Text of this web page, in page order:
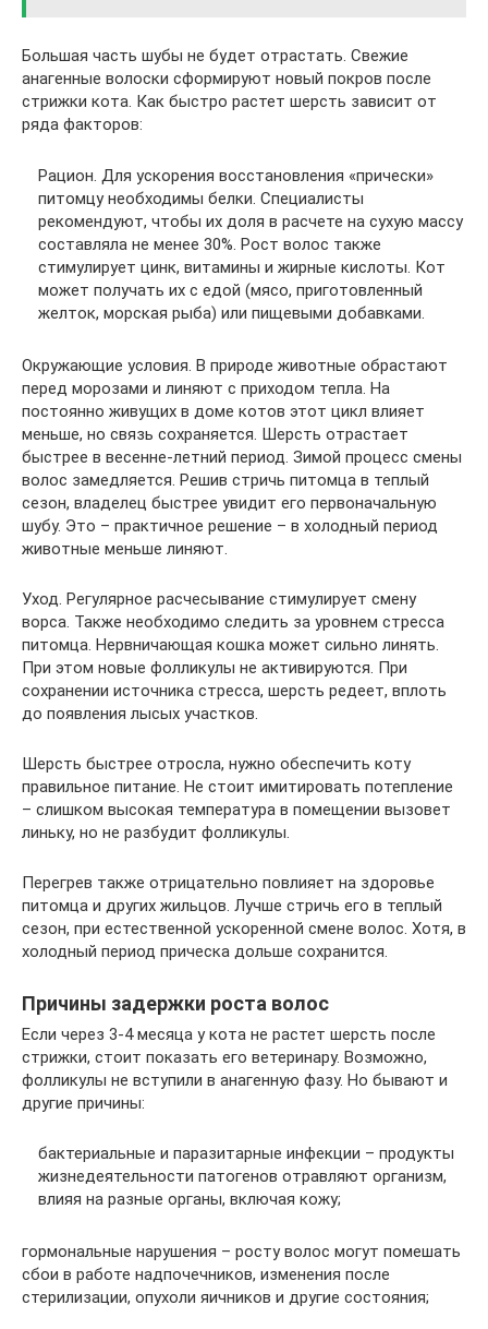
Большая часть шубы не будет отрастать. Свежие
анагенные волоски сформируют новый покров после
стрижки кота. Как быстро растет шерсть зависит от
ряда факторов:
Рацион. Для ускорения восстановления «прически»
питомцу необходимы белки. Специалисты
рекомендуют, чтобы их доля в расчете на сухую массу
составляла не менее 30%. Рост волос также
стимулирует цинк, витамины и жирные кислоты. Кот
может получать их с едой (мясо, приготовленный
желток, морская рыба) или пищевыми добавками.
Окружающие условия. В природе животные обрастают
перед морозами и линяют с приходом тепла. На
постоянно живущих в доме котов этот цикл влияет
меньше, но связь сохраняется. Шерсть отрастает
быстрее в весенне-летний период. Зимой процесс смены
волос замедляется. Решив стричь питомца в теплый
сезон, владелец быстрее увидит его первоначальную
шубу. Это – практичное решение – в холодный период
животные меньше линяют.
Уход. Регулярное расчесывание стимулирует смену
ворса. Также необходимо следить за уровнем стресса
питомца. Нервничающая кошка может сильно линять.
При этом новые фолликулы не активируются. При
сохранении источника стресса, шерсть редеет, вплоть
до появления лысых участков.
Шерсть быстрее отросла, нужно обеспечить коту
правильное питание. Не стоит имитировать потепление
– слишком высокая температура в помещении вызовет
линьку, но не разбудит фолликулы.
Перегрев также отрицательно повлияет на здоровье
питомца и других жильцов. Лучше стричь его в теплый
сезон, при естественной ускоренной смене волос. Хотя, в
холодный период прическа дольше сохранится.
Причины задержки роста волос
Если через 3-4 месяца у кота не растет шерсть после
стрижки, стоит показать его ветеринару. Возможно,
фолликулы не вступили в анагенную фазу. Но бывают и
другие причины:
бактериальные и паразитарные инфекции – продукты
жизнедеятельности патогенов отравляют организм,
влияя на разные органы, включая кожу;
гормональные нарушения – росту волос могут помешать
сбои в работе надпочечников, изменения после
стерилизации, опухоли яичников и другие состояния;